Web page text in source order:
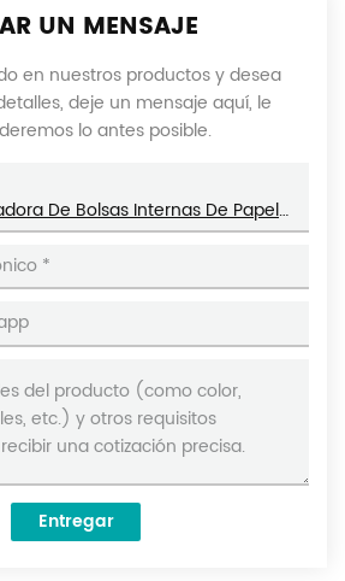
UN MENSAJE
en nuestros productos y desea
deje un mensaje aquí, le
lo antes posible.
Máquina Empacadora De Bolsas Internas De Papel De Filtro Cuadrado Con Sellado Lateral Multifunción De 3 Lados Con Hilo DL-LSDP-X
Entregar